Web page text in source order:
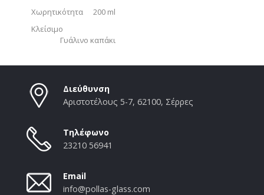
Χωρητικότητα
200 ml
Κλείσιμο
Γυάλινο καπάκι
Διεύθυνση
Αριστοτέλους 5-7, 62100, Σέρρες
Τηλέφωνο
23210 56941
Email
info@pollas-glass.com